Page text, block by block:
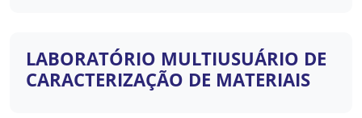
LABORATÓRIO MULTIUSUÁRIO DE
CARACTERIZAÇÃO DE MATERIAIS